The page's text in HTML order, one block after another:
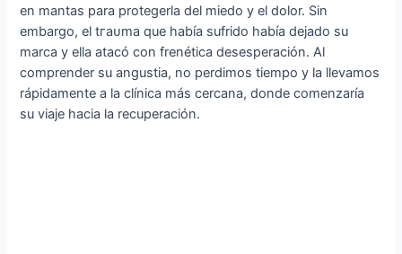
en mantas para protegerla del miedo y el dolor. Sin
embargo, el tгаᴜmа que había sufrido había dejado su
marca y ella atacó con frenética desesperación. Al
comprender su angustia, no perdimos tiempo y la llevamos
rápidamente a la clínica más cercana, donde comenzaría
su viaje hacia la recuperación.